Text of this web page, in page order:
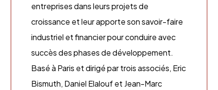
entreprises dans leurs projets de
croissance et leur apporte son savoir-faire
industriel et financier pour conduire avec
succès des phases de développement.
Basé à Paris et dirigé par trois associés, Eric
Bismuth, Daniel Elalouf et Jean-Marc